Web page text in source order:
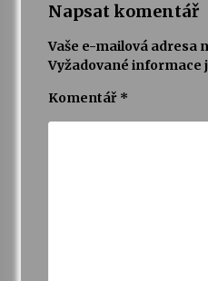
Napsat komentář
Vaše e-mailová adresa
Vyžadované informace
Komentář *